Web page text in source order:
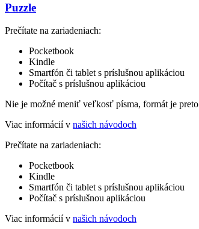
Puzzle
Prečítate na zariadeniach:
Pocketbook
Kindle
Smartfón či tablet s príslušnou aplikáciou
Počítač s príslušnou aplikáciou
Nie je možné meniť veľkosť písma, formát je
Viac informácií v našich návodoch
Prečítate na zariadeniach:
Pocketbook
Kindle
Smartfón či tablet s príslušnou aplikáciou
Počítač s príslušnou aplikáciou
Viac informácií v našich návodoch